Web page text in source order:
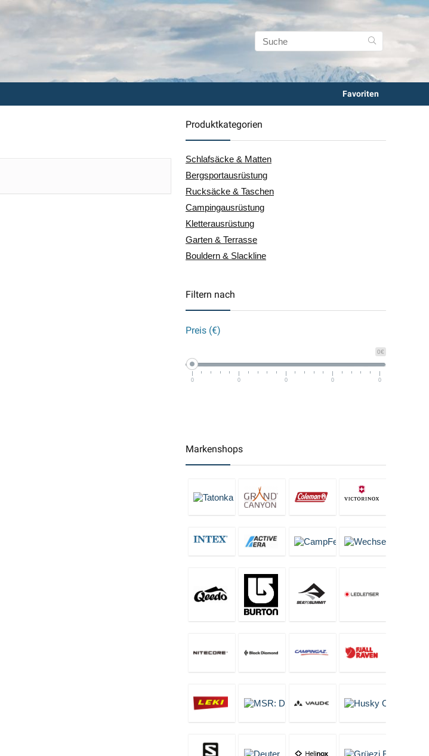
Favoriten
Produktkategorien
Schlafsäcke & Matten
Bergsportausrüstung
Rucksäcke & Taschen
Campingausrüstung
Kletterausrüstung
Garten & Terrasse
Bouldern & Slackline
Filtern nach
Preis (€)
0€
0 0 0 0 0
Markenshops